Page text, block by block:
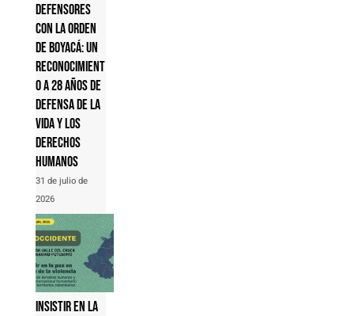
Defensores
con la Orden
de Boyacá: un
reconocimient
o a 28 años de
defensa de la
vida y los
derechos
humanos
31 de julio de
2026
Insistir en la